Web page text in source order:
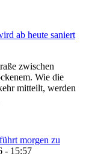
ab heute saniert
zwischen
Wie die
mitteilt, werden
morgen zu
- 15:57